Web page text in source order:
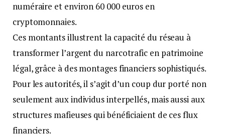
numéraire et environ 60 000 euros en
cryptomonnaies.
Ces montants illustrent la capacité du réseau à
transformer l’argent du narcotrafic en patrimoine
légal, grâce à des montages financiers sophistiqués.
Pour les autorités, il s’agit d’un coup dur porté non
seulement aux individus interpellés, mais aussi aux
structures mafieuses qui bénéficiaient de ces flux
financiers.